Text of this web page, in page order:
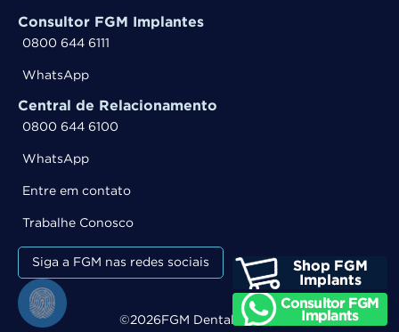
Consultor FGM Implantes
0800 644 6111
WhatsApp
Central de Relacionamento
0800 644 6100
WhatsApp
Entre em contato
Trabalhe Conosco
Siga a FGM nas redes sociais
©2026 FGM Dental Group.